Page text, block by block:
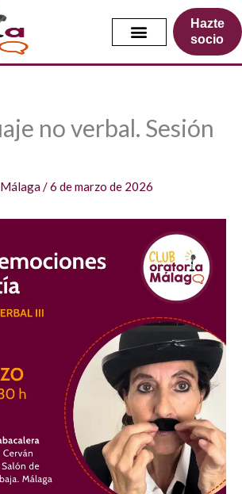
Hazte
socio
no verbal. Sesión
/6 de marzo de 2026